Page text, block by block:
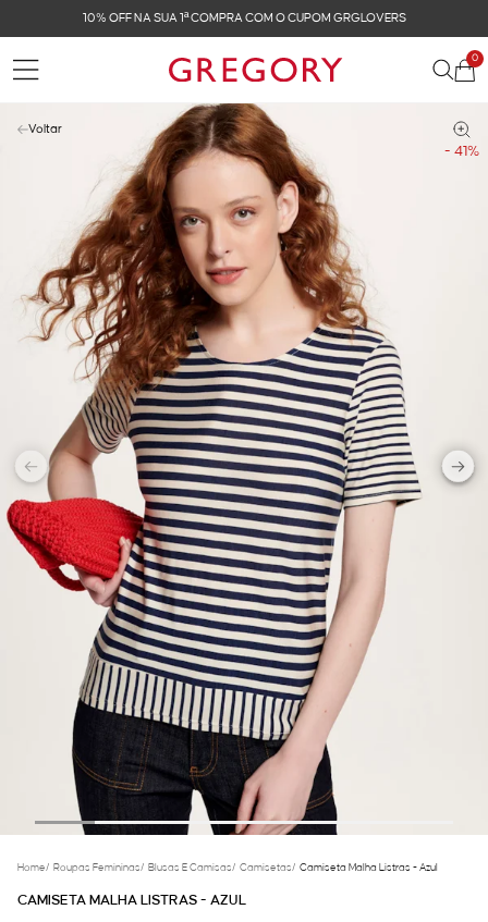
10% OFF NA SUA 1ª COMPRA COM O CUPOM GRGLOVERS
0
- 41%
Voltar
Home/ Roupas Femininas/ Blusas E Camisas/ Camisetas/ Camiseta Malha Listras - Azul
CAMISETA MALHA LISTRAS - AZUL